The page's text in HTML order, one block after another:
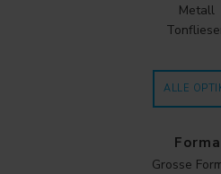
Metall
ALLE
Grosse